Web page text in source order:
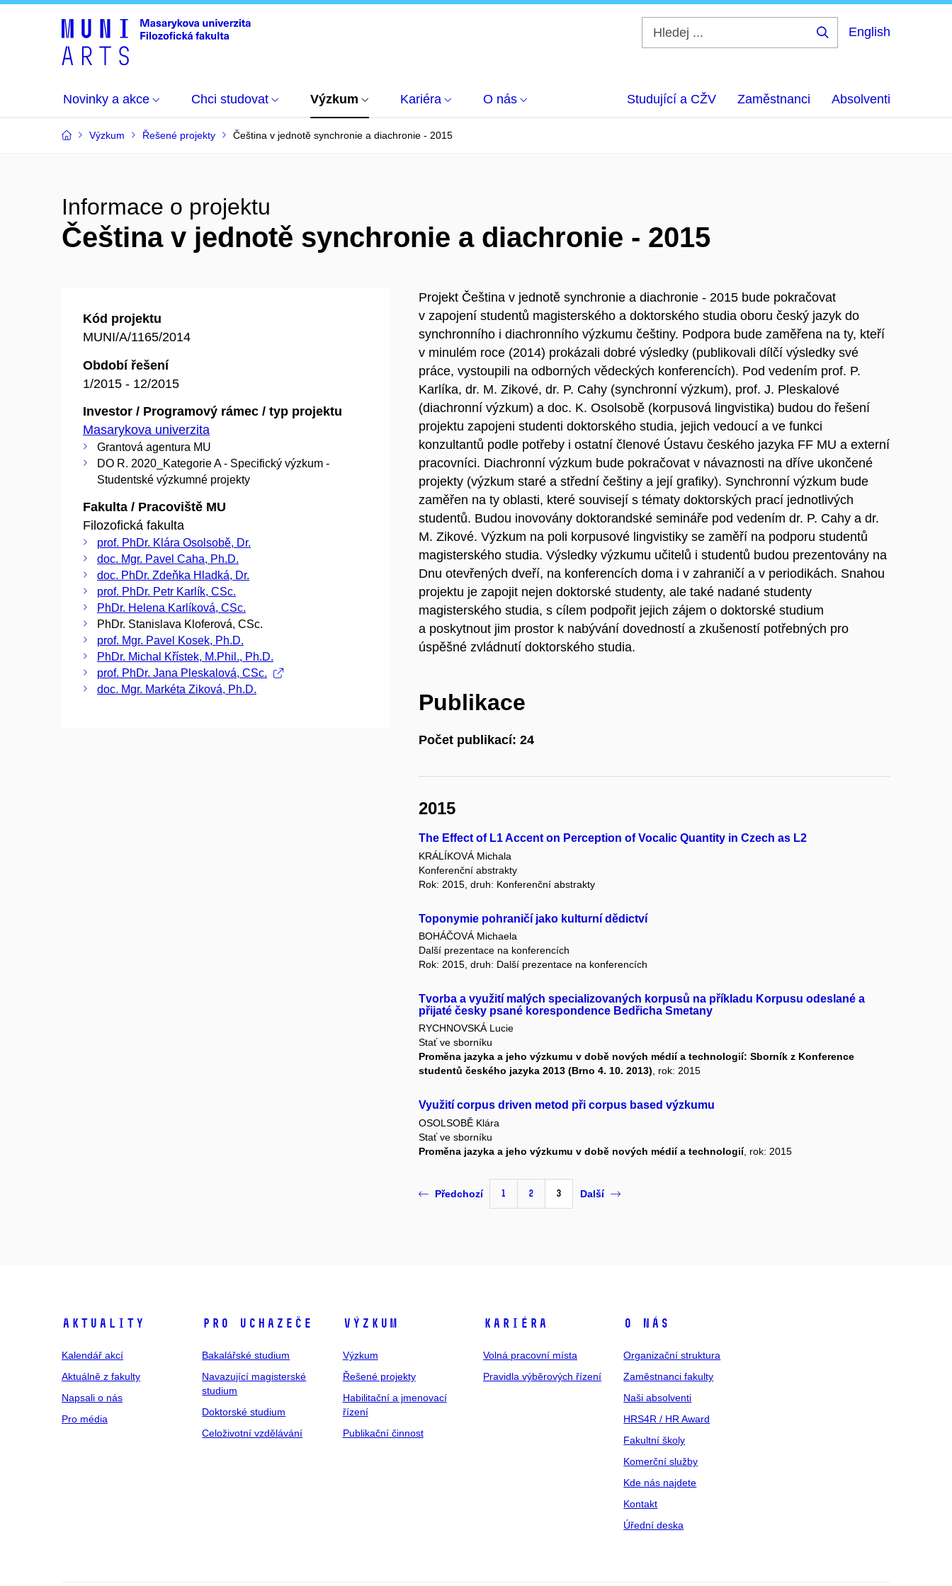
English
Novinky a akce Chci studovat Výzkum Kariéra O nás Studující a CŽV Zaměstnanci Absolventi
Výzkum Řešené projekty Čeština v jednotě synchronie a diachronie - 2015
Informace o projektu
Čeština v jednotě synchronie a diachronie - 2015
Kód projektu
MUNI/A/1165/2014
Období řešení
1/2015 - 12/2015
Investor / Programový rámec / typ projektu
Masarykova univerzita
Grantová agentura MU
DO R. 2020_Kategorie A - Specifický výzkum -
Studentské výzkumné projekty
Fakulta / Pracoviště MU
Filozofická fakulta
prof. PhDr. Klára Osolsobě, Dr.
doc. Mgr. Pavel Caha, Ph.D.
doc. PhDr. Zdeňka Hladká, Dr.
prof. PhDr. Petr Karlík, CSc.
PhDr. Helena Karlíková, CSc.
PhDr. Stanislava Kloferová, CSc.
prof. Mgr. Pavel Kosek, Ph.D.
PhDr. Michal Křístek, M.Phil., Ph.D.
prof. PhDr. Jana Pleskalová, CSc.
doc. Mgr. Markéta Ziková, Ph.D.
Projekt Čeština v jednotě synchronie a diachronie - 2015 bude pokračovat
v zapojení studentů magisterského a doktorského studia oboru český jazyk do
synchronního i diachronního výzkumu češtiny. Podpora bude zaměřena na ty, kteří
v minulém roce (2014) prokázali dobré výsledky (publikovali dílčí výsledky své
práce, vystoupili na odborných vědeckých konferencích). Pod vedením prof. P.
Karlíka, dr. M. Zikové, dr. P. Cahy (synchronní výzkum), prof. J. Pleskalové
(diachronní výzkum) a doc. K. Osolsobě (korpusová lingvistika) budou do řešení
projektu zapojeni studenti doktorského studia, jejich vedoucí a ve funkci
konzultantů podle potřeby i ostatní členové Ústavu českého jazyka FF MU a externí
pracovníci. Diachronní výzkum bude pokračovat v návaznosti na dříve ukončené
projekty (výzkum staré a střední češtiny a její grafiky). Synchronní výzkum bude
zaměřen na ty oblasti, které souvisejí s tématy doktorských prací jednotlivých
studentů. Budou inovovány doktorandské semináře pod vedením dr. P. Cahy a dr.
M. Zikové. Výzkum na poli korpusové lingvistiky se zaměří na podporu studentů
magisterského studia. Výsledky výzkumu učitelů i studentů budou prezentovány na
Dnu otevřených dveří, na konferencích doma i v zahraničí a v periodikách. Snahou
projektu je zapojit nejen doktorské studenty, ale také nadané studenty
magisterského studia, s cílem podpořit jejich zájem o doktorské studium
a poskytnout jim prostor k nabývání dovedností a zkušeností potřebných pro
úspěšné zvládnutí doktorského studia.
Publikace
Počet publikací: 24
2015
The Effect of L1 Accent on Perception of Vocalic Quantity in Czech as L2
KRÁLÍKOVÁ Michala
Konferenční abstrakty
Rok: 2015, druh: Konferenční abstrakty
Toponymie pohraničí jako kulturní dědictví
BOHÁČOVÁ Michaela
Další prezentace na konferencích
Rok: 2015, druh: Další prezentace na konferencích
Tvorba a využití malých specializovaných korpusů na příkladu Korpusu odeslané a
přijaté česky psané korespondence Bedřicha Smetany
RYCHNOVSKÁ Lucie
Stať ve sborníku
Proměna jazyka a jeho výzkumu v době nových médií a technologií: Sborník z Konference
studentů českého jazyka 2013 (Brno 4. 10. 2013), rok: 2015
Využití corpus driven metod při corpus based výzkumu
OSOLSOBĚ Klára
Stať ve sborníku
Proměna jazyka a jeho výzkumu v době nových médií a technologií, rok: 2015
Předchozí 1 2 3 Další
Aktuality
Kalendář akcí
Aktuálně z fakulty
Napsali o nás
Pro média
Pro uchazeče
Bakalářské studium
Navazující magisterské
studium
Doktorské studium
Celoživotní vzdělávání
Výzkum
Výzkum
Řešené projekty
Habilitační a jmenovací
řízení
Publikační činnost
Kariéra
Volná pracovní místa
Pravidla výběrových řízení
O nás
Organizační struktura
Zaměstnanci fakulty
Naši absolventi
HRS4R / HR Award
Fakultní školy
Komerční služby
Kde nás najdete
Kontakt
Úřední deska